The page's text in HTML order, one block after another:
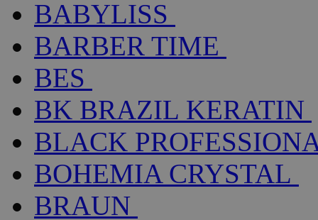
BABYLISS
BARBER TIME
BES
BK BRAZIL KERATIN
BLACK
BOHEMIA CRYSTAL
BRAUN